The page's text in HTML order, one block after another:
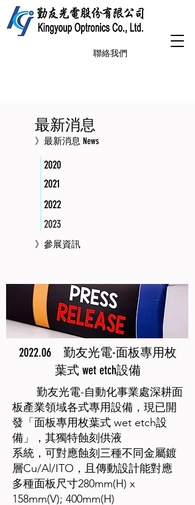
聯絡我們
2022.06 勤友光電-面板專用枚
葉式 wet etch設備
勤友光電-自動化事業處深耕面
板產業領域各式專用設備，現已開
發「面板專用枚葉式 wet etch設
備」，其獨特蝕刻供液
系統，可對應蝕刻三種不同金屬鍍
層Cu/Al/ITO，且傳動設計能對應
多種面板尺寸280mm(H) x
158mm(V); 400mm(H)
最新消息
》最新消息 News
2020
2021
2022
2023
》參展資訊